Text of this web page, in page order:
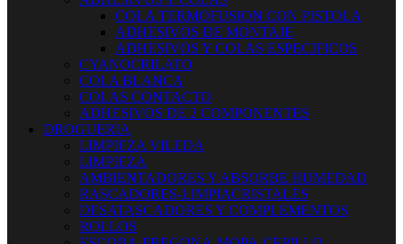
COLA TERMOFUSION CON PISTOLA
ADHESIVOS DE MONTAJE
ADHESIVOS Y COLAS ESPECIFICOS
CYANOCRILATO
COLA BLANCA
COLAS CONTACTO
ADHESIVOS DE 2 COMPONENTES
DROGUERIA
LIMPIEZA VILEDA
LIMPIEZA
AMBIENTADORES Y ABSORBE HUMEDAD
RASCADORES-LIMPIACRISTALES
DESATASCADORES Y COMPLEMENTOS
ROLLOS